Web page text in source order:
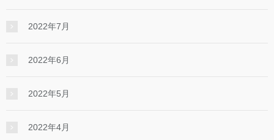
2022年7月
2022年6月
2022年5月
2022年4月